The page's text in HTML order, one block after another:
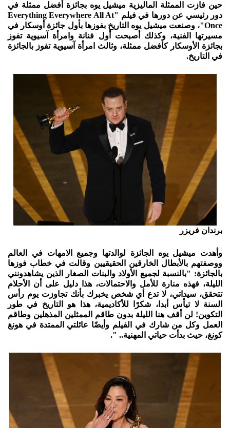
حين فازت الممثلة الماليزية ميشيل يوه بجائزة أفضل ممثلة في
دور رئيسي عن دورها في فيلم "Everything Everywhere All At
Once"، وصنعت ميشيل يوه التاريخ بفوزها بأول جائزة أوسكار في
مسيرتها الفنية، وكذلك أصبحت أول فنانة وامرأة آسيوية تفوز
بجائزة الأوسكار كأفضل ممثلة، وثالث امرأة آسيوية تفوز بالجائزة
في التاريخ.
برندان فريزر
وأهدت ميشيل يوه الجائزة لوالدتها وجميع الامهات في العالم
ووصفتهم بالأبطال الخارقين الحقيقيين وقالت في خطاب فوزها
بالجائزة: "بالنسبة لجميع الأولاد والبنات الصغار الذين يشاهدونني
الليلة، فهذه منارة للأمل والاحتمالات، هذا دليل على أن الأحلام
تتحقق، سيداتي، لا تدع أي شخص يخبرك بأنك تجاوزت يوم رأس
السنة لا تيأس أبدا، شكرًا للأكاديمية، هذا هو التاريخ في طور
التكوين! لن أقف هنا الليلة بدون طاقم الممثلين المذهلين وطاقم
العمل وكل من شارك في الفيلم وأيضًا عائلتي الممتدة في هونغ
كونغ، حيث بدأت حياتي المهنية.. ".